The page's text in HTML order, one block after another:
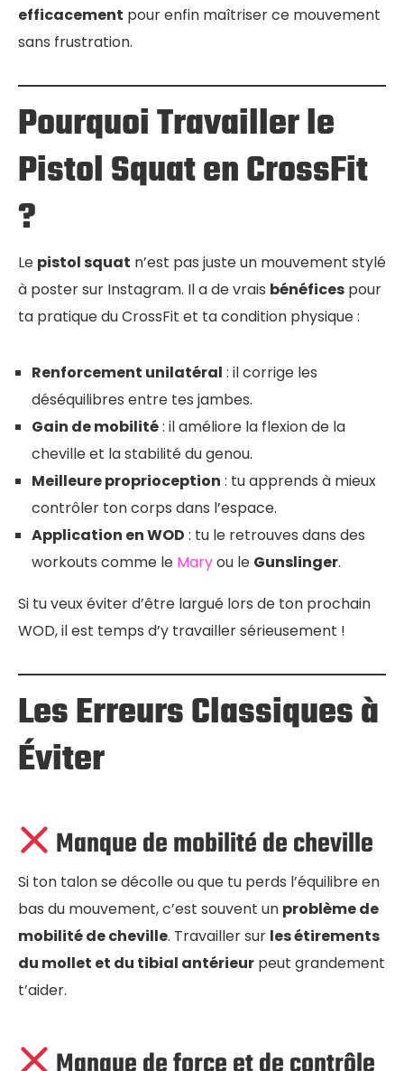
efficacement pour enfin maîtriser ce mouvement
sans frustration.
Pourquoi Travailler le
Pistol Squat en CrossFit
?
Le pistol squat n’est pas juste un mouvement stylé
à poster sur Instagram. Il a de vrais bénéfices pour
ta pratique du CrossFit et ta condition physique :
Renforcement unilatéral : il corrige les
déséquilibres entre tes jambes.
Gain de mobilité: il améliore la flexion de la
cheville et la stabilité du genou.
Meilleure proprioception : tu apprends à mieux
contrôler ton corps dans l’espace.
Application en WOD : tu le retrouves dans des
workouts comme le Maryou le Gunslinger.
Si tu veux éviter d’être largué lors de ton prochain
WOD, il est temps d’y travailler sérieusement !
Les Erreurs Classiques à
Éviter
Manque de mobilité de cheville
Si ton talon se décolle ou que tu perds l’équilibre en
bas du mouvement, c’est souvent un problème de
mobilité de cheville. Travailler sur les étirements
du mollet et du tibial antérieur peut grandement
t’aider.